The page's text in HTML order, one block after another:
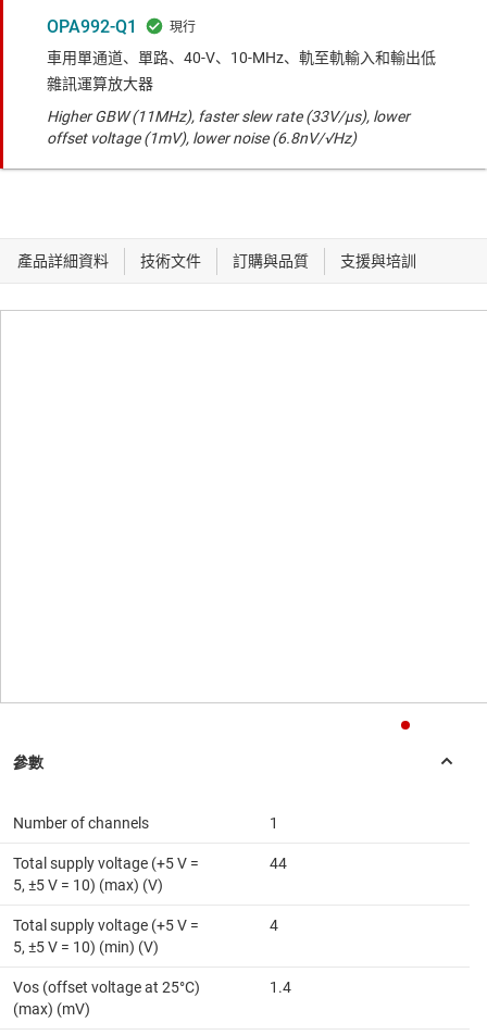
OPA992-Q1
車用單通道、單路、40-V、10-MHz、軌至軌輸入和輸出低
雜訊運算放大器
Higher GBW (11MHz), faster slew rate (33V/μs), lower
offset voltage (1mV), lower noise (6.8nV/√Hz)
Number of channels 1
Total supply voltage (+5 V =
5, ±5 V = 10) (max) (V)
44
Total supply voltage (+5 V =
5, ±5 V = 10) (min) (V)
4
Vos (offset voltage at 25°C)
(max) (mV)
1.4